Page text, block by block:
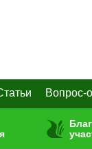
Вопрос-